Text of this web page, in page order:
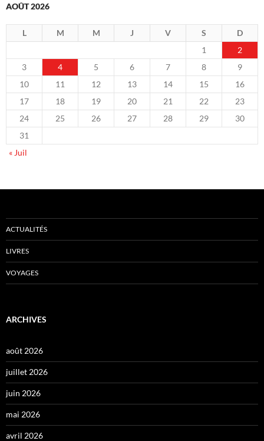
AOÛT 2026
L M M J V S
D
1
2
3
4 5 6 7 8
9
10
11 12 13 14 15
16
17
18 19 20 21 22
23
24
25 26 27 28 29
30
31
« Juil
ACTUALITÉS
LIVRES
VOYAGES
ARCHIVES
août 2026
juillet 2026
juin 2026
mai 2026
avril 2026